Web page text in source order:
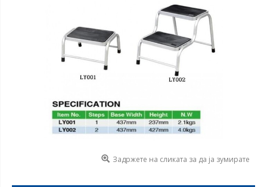
Задржете на сликата за да ја зумирате